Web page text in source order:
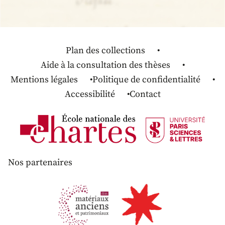
Plan des collections
Aide à la consultation des thèses
Mentions légales
Politique de confidentialité
Accessibilité
Contact
Nos partenaires